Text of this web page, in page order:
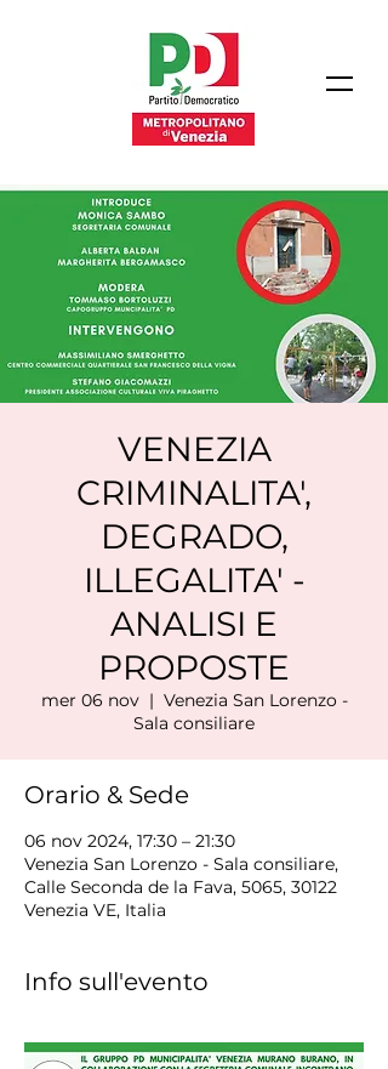
VENEZIA
CRIMINALITA',
DEGRADO,
ILLEGALITA' -
ANALISI E
PROPOSTE
mer 06 nov
  |
Venezia San Lorenzo -
Sala consiliare
Orario & Sede
06 nov 2024, 17:30 – 21:30
Venezia San Lorenzo - Sala consiliare,
Calle Seconda de la Fava, 5065, 30122
Venezia VE, Italia
Info sull'evento